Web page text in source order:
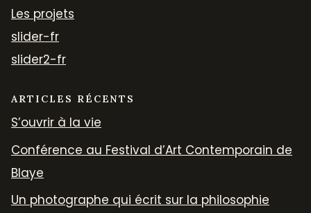
Les projets
slider-fr
slider2-fr
ARTICLES RÉCENTS
S’ouvrir à la vie
Conférence au Festival d’Art Contemporain de
Blaye
Un photographe qui écrit sur la philosophie